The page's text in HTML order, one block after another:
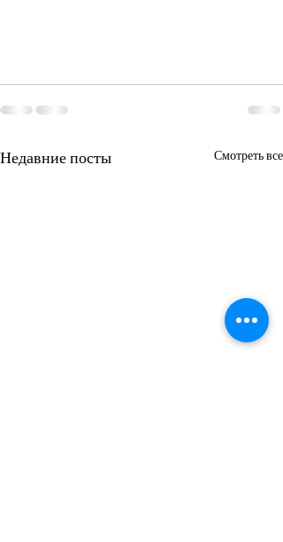
Недавние посты Смотреть все